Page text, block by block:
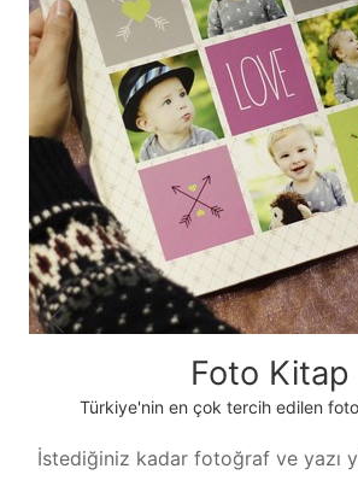
Foto Kitap
Türkiye'nin en çok tercih edilen
İstediğiniz kadar fotoğraf ve yazı